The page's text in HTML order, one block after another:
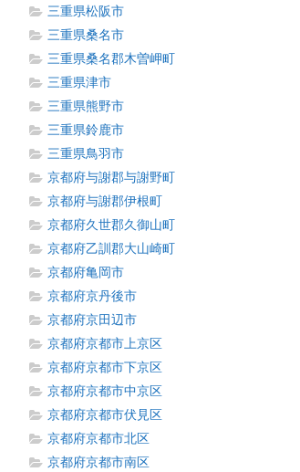
三重県松阪市
三重県桑名市
三重県桑名郡木曽岬町
三重県津市
三重県熊野市
三重県鈴鹿市
三重県鳥羽市
京都府与謝郡与謝野町
京都府与謝郡伊根町
京都府久世郡久御山町
京都府乙訓郡大山崎町
京都府亀岡市
京都府京丹後市
京都府京田辺市
京都府京都市上京区
京都府京都市下京区
京都府京都市中京区
京都府京都市伏見区
京都府京都市北区
京都府京都市南区